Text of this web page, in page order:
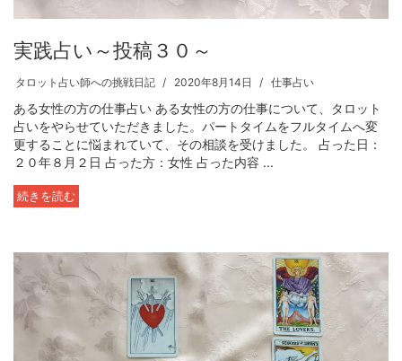
実践占い～投稿３０～
タロット占い師への挑戦日記 2020年8月14日 仕事占い
ある女性の方の仕事占い ある女性の方の仕事について、タロット
占いをやらせていただきました。パートタイムをフルタイムへ変
更することに悩まれていて、その相談を受けました。 占った日：
２０年８月２日 占った方：女性 占った内容 ...
続きを読む